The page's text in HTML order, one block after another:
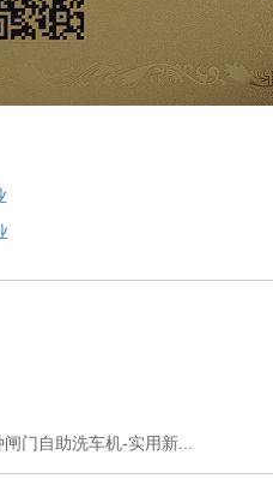
门自助洗车机-实用新...